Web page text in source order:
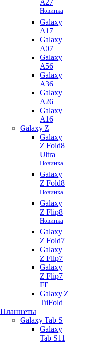
A27
Новинка
Galaxy
A17
Galaxy
A07
Galaxy
A56
Galaxy
A36
Galaxy
A26
Galaxy
A16
Galaxy Z
Galaxy
Z Fold8
Ultra
Новинка
Galaxy
Z Fold8
Новинка
Galaxy
Z Flip8
Новинка
Galaxy
Z Fold7
Galaxy
Z Flip7
Galaxy
Z Flip7
FE
Galaxy Z
TriFold
Планшеты
Galaxy Tab S
Galaxy
Tab S11